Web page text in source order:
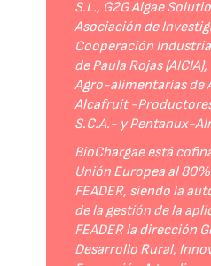
S.L., G2G Algae
Asociación de
Cooperación
de Paula Rojas
Agro-alimentarias de
Alcafruit -
S.C.A.- y Pentanux-
BioChargae está
Unión Europea al
FEADER, siendo la
de la gestión de la
FEADER la dirección
Desarrollo Rural,